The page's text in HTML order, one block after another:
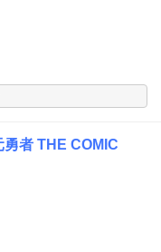
者 THE COMIC